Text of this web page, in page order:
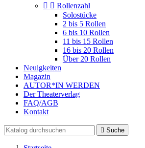
  Rollenzahl
Solostücke
2 bis 5 Rollen
6 bis 10 Rollen
11 bis 15 Rollen
16 bis 20 Rollen
Über 20 Rollen
Neuigkeiten
Magazin
AUTOR*IN WERDEN
Der Theaterverlag
FAQ/AGB
Kontakt
 Suche